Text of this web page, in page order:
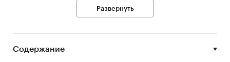
7. Нормативная база
Предлагаемый бизнес-план может являться
основой для написания бизнес-плана для
Развернуть
Содержание